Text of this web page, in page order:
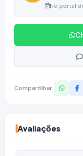
No portal
Compartilhar:
Avaliações